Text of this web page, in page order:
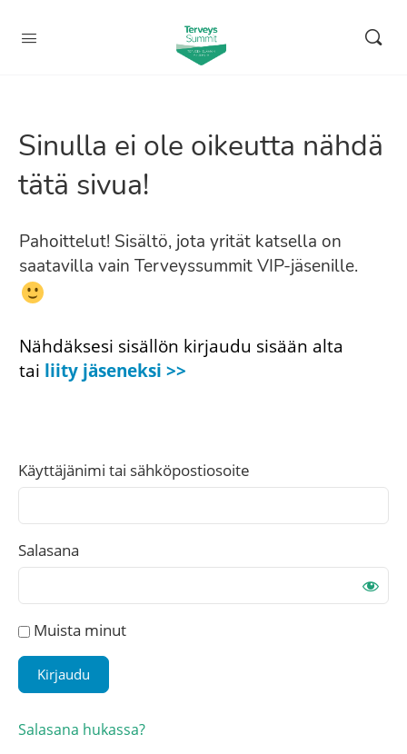
Sinulla ei ole oikeutta nähdä
tätä sivua!
Pahoittelut! Sisältö, jota yrität katsella on
saatavilla vain Terveyssummit VIP-jäsenille.
Nähdäksesi sisällön kirjaudu sisään alta
tai liity jäseneksi >>
Käyttäjänimi tai sähköpostiosoite
Salasana
Muista minut
Salasana hukassa?